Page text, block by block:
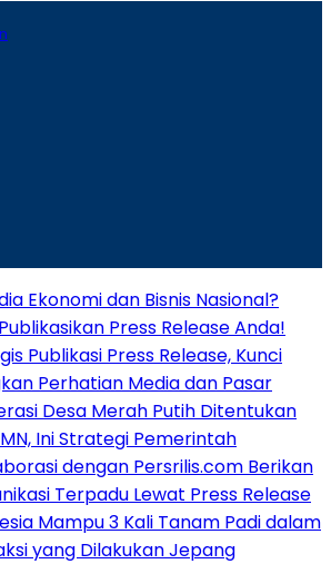
Ekonomi dan Bisnis Nasional?
Press Release Anda!
Publikasi Press Release, Kunci
Perhatian Media dan Pasar
Desa Merah Putih Ditentukan
Ini Strategi Pemerintah
dengan Persrilis.com Berikan
Terpadu Lewat Press Release
Mampu 3 Kali Tanam Padi dalam
yang Dilakukan Jepang